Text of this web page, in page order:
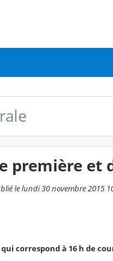
première
le lundi 30 novembre 2015
qui correspond à 16 h de